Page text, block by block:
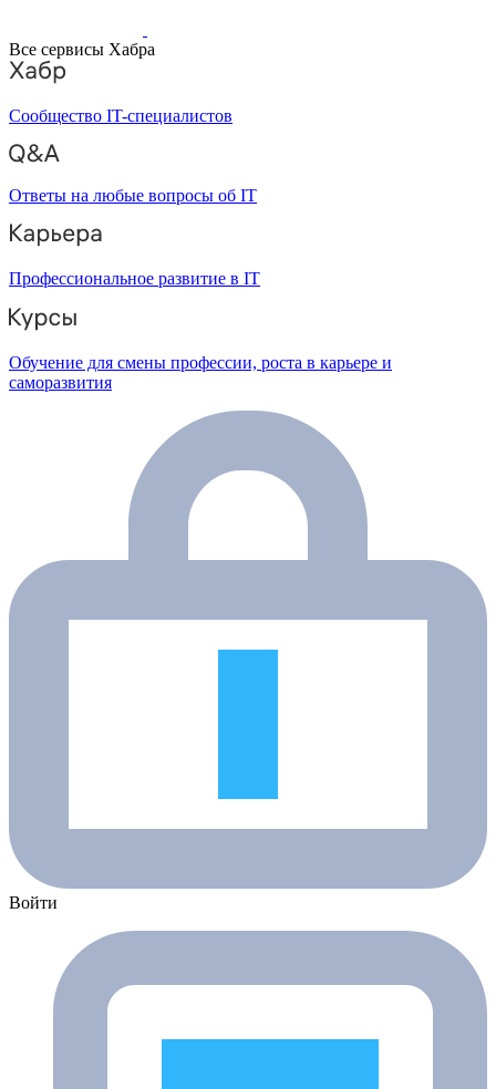
Все сервисы Хабра
Сообщество IT-специалистов
Ответы на любые вопросы об IT
Профессиональное развитие в IT
Обучение для смены профессии, роста в карьере и
саморазвития
Войти